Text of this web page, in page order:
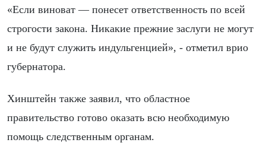
«Если виноват — понесет ответственность по всей
строгости закона. Никакие прежние заслуги не могут
и не будут служить индульгенцией», - отметил врио
губернатора.
Хинштейн также заявил, что областное
правительство готово оказать всю необходимую
помощь следственным органам.